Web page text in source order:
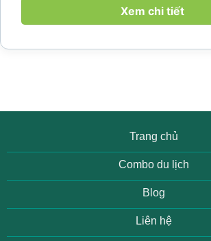
mang đến khoảng thời gian thư giãn...
Xem chi tiết
Trang chủ
Combo du lịch
Blog
Liên hệ